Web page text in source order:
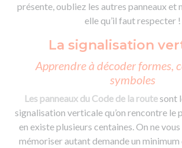
présente, oubliez les autres panneaux et
elle qu’il faut respecter !
La signalisation
Apprendre à décoder formes,
symboles
Les panneaux du Code de la route sont
signalisation verticale qu’on rencontre le
en existe plusieurs centaines. On ne vous
mémoriser autant demande un